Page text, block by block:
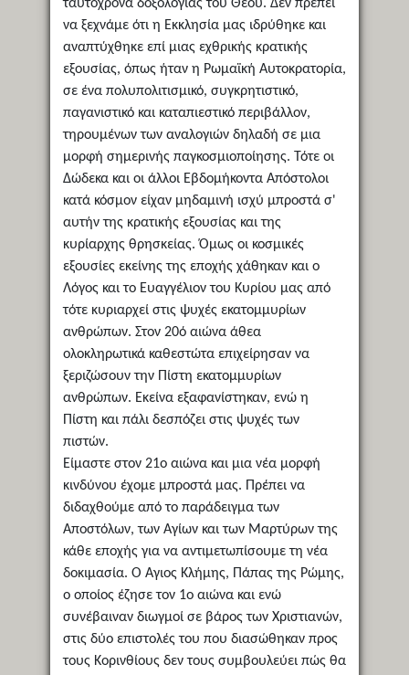
ταυτόχρονα δοξολογίας του Θεού. Δεν πρέπει
να ξεχνάμε ότι η Εκκλησία μας ιδρύθηκε και
αναπτύχθηκε επί μιας εχθρικής κρατικής
εξουσίας, όπως ήταν η Ρωμαϊκή Αυτοκρατορία,
σε ένα πολυπολιτισμικό, συγκρητιστικό,
παγανιστικό και καταπιεστικό περιβάλλον,
τηρουμένων των αναλογιών δηλαδή σε μια
μορφή σημερινής παγκοσμιοποίησης. Τότε οι
Δώδεκα και οι άλλοι Εβδομήκοντα Απόστολοι
κατά κόσμον είχαν μηδαμινή ισχύ μπροστά σ'
αυτήν της κρατικής εξουσίας και της
κυρίαρχης θρησκείας. Όμως οι κοσμικές
εξουσίες εκείνης της εποχής χάθηκαν και ο
Λόγος και το Ευαγγέλιον του Κυρίου μας από
τότε κυριαρχεί στις ψυχές εκατομμυρίων
ανθρώπων. Στον 20ό αιώνα άθεα
ολοκληρωτικά καθεστώτα επιχείρησαν να
ξεριζώσουν την Πίστη εκατομμυρίων
ανθρώπων. Εκείνα εξαφανίστηκαν, ενώ η
Πίστη και πάλι δεσπόζει στις ψυχές των
πιστών.
Είμαστε στον 21ο αιώνα και μια νέα μορφή
κινδύνου έχομε μπροστά μας. Πρέπει να
διδαχθούμε από το παράδειγμα των
Αποστόλων, των Αγίων και των Μαρτύρων της
κάθε εποχής για να αντιμετωπίσουμε τη νέα
δοκιμασία. Ο Αγιος Κλήμης, Πάπας της Ρώμης,
ο οποίος έζησε τον 1ο αιώνα και ενώ
συνέβαιναν διωγμοί σε βάρος των Χριστιανών,
στις δύο επιστολές του που διασώθηκαν προς
τους Κορινθίους δεν τους συμβουλεύει πώς θα